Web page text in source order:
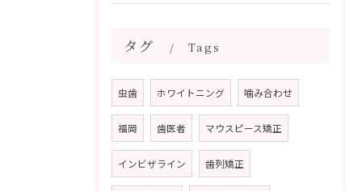
タグ Tags
虫歯 ホワイトニング 噛み合わせ
福岡 歯医者 マウスピース矯正
インビザライン 歯列矯正